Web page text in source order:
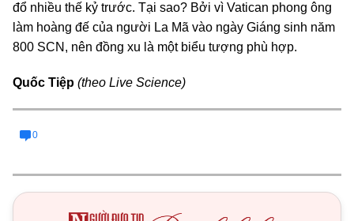
đổ nhiều thế kỷ trước. Tại sao? Bởi vì Vatican phong ông
làm hoàng đế của người La Mã vào ngày Giáng sinh năm
800 SCN, nên đồng xu là một biểu tượng phù hợp.
Quốc Tiệp (theo Live Science)
0